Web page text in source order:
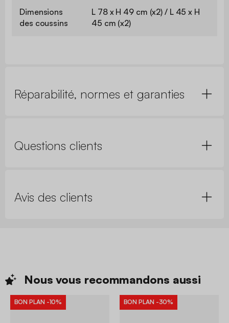
Dimensions
des coussins
L 78 x H 49 cm (x2) / L 45 x H
45 cm (x2)
Réparabilité, normes et garanties
Questions clients
Avis des clients
Nous vous recommandons aussi
BON PLAN -10% BON PLAN -30%